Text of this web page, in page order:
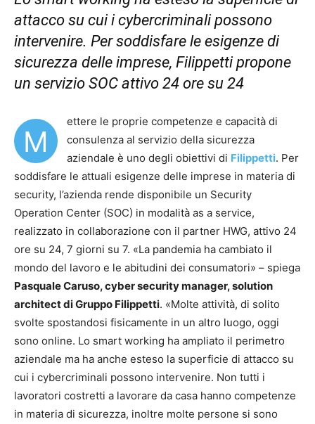
attacco su cui i cybercriminali possono
intervenire. Per soddisfare le esigenze di
sicurezza delle imprese, Filippetti propone
un servizio SOC attivo 24 ore su 24
M
ettere le proprie competenze e capacità di
consulenza al servizio della sicurezza
aziendale è uno degli obiettivi di Filippetti. Per
soddisfare le attuali esigenze delle imprese in materia di
security, l’azienda rende disponibile un Security
Operation Center (SOC) in modalità as a service,
realizzato in collaborazione con il partner HWG, attivo 24
ore su 24, 7 giorni su 7. «La pandemia ha cambiato il
mondo del lavoro e le abitudini dei consumatori» – spiega
Pasquale Caruso, cyber security manager, solution
architect di Gruppo Filippetti. «Molte attività, di solito
svolte spostandosi fisicamente in un altro luogo, oggi
sono online. Lo smart working ha ampliato il perimetro
aziendale ma ha anche esteso la superficie di attacco su
cui i cybercriminali possono intervenire. Non tutti i
lavoratori costretti a lavorare da casa hanno competenze
in materia di sicurezza, inoltre molte persone si sono